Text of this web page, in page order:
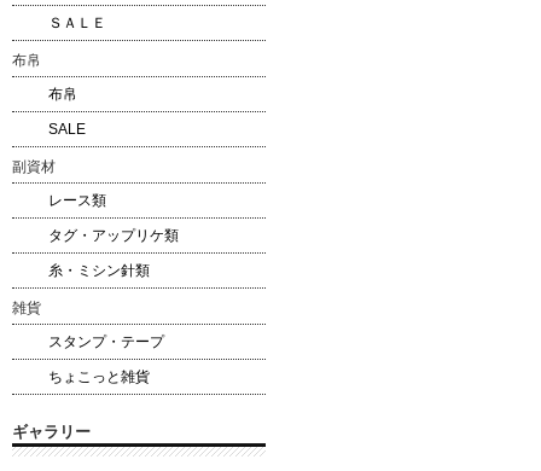
ＳＡＬＥ
布帛
布帛
SALE
副資材
レース類
タグ・アップリケ類
糸・ミシン針類
雑貨
スタンプ・テープ
ちょこっと雑貨
ギャラリー